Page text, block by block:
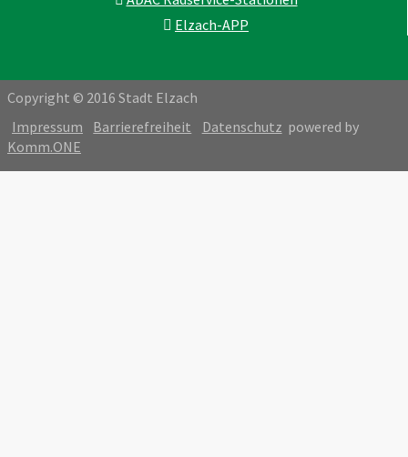
Elzach-APP
Copyright © 2016 Stadt Elzach
Impressum
Barrierefreiheit Datenschutz powered by
Komm.ONE